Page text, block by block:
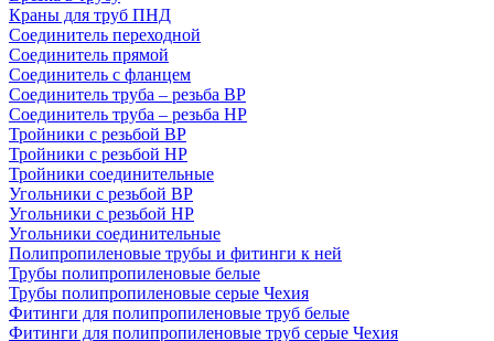
Краны для труб ПНД
Соединитель переходной
Соединитель прямой
Соединитель с фланцем
Соединитель труба – резьба ВР
Соединитель труба – резьба НР
Тройники с резьбой ВР
Тройники с резьбой НР
Тройники соединительные
Угольники с резьбой ВР
Угольники с резьбой НР
Угольники соединительные
Полипропиленовые трубы и фитинги к ней
Трубы полипропиленовые белые
Трубы полипропиленовые серые Чехия
Фитинги для полипропиленовые труб белые
Фитинги для полипропиленовые труб серые Чехия